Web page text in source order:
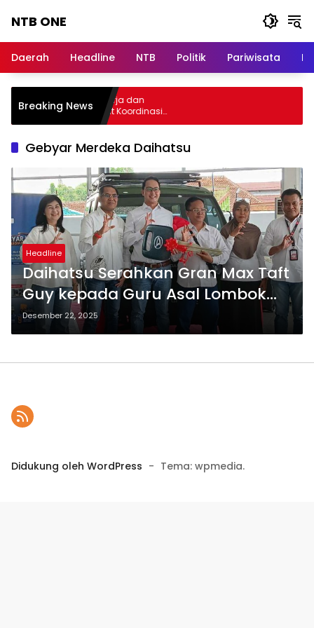
NTB ONE
dan
Lombok
Daerah Headline NTB Politik Pariwisata
Breaking News
Audiensi, Jasa Raharja dan
PANRB Perkuat Koordinasi
Kepatuhan PKB dan SWDKLLJ
Gebyar Merdeka Daihatsu
Headline
Daihatsu Serahkan Gran Max Taft
Guy kepada Guru Asal Lombok
Timur
Desember 22, 2025
Didukung oleh WordPress - Tema: wpmedia.